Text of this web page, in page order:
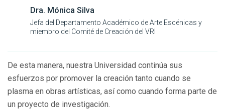
Dra. Mónica Silva
Jefa del Departamento Académico de Arte Escénicas y
miembro del Comité de Creación del VRI
De esta manera, nuestra Universidad continúa sus
esfuerzos por promover la creación tanto cuando se
plasma en obras artísticas, así como cuando forma parte de
un proyecto de investigación.